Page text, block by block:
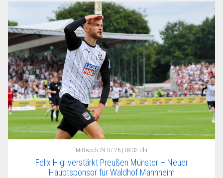
Mittwoch 29.07.26 | 09:32 Uhr
Felix Higl verstärkt Preußen Münster – Neuer
Hauptsponsor für Waldhof Mannheim